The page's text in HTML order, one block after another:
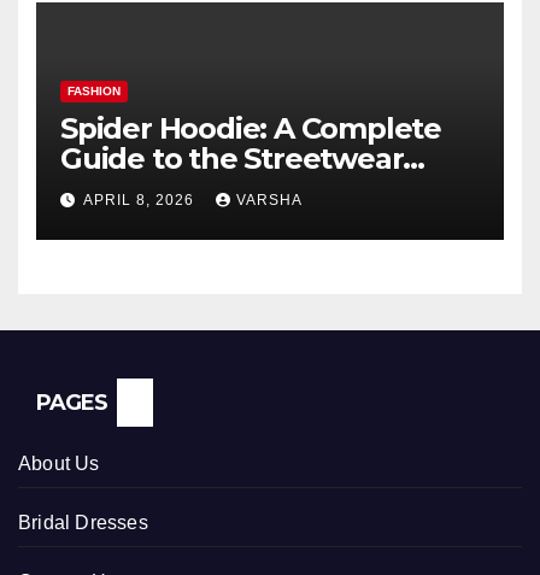
FASHION
Spider Hoodie: A Complete
Guide to the Streetwear
Trend Everyone Is Searching
For
APRIL 8, 2026 VARSHA
PAGES
About Us
Bridal Dresses